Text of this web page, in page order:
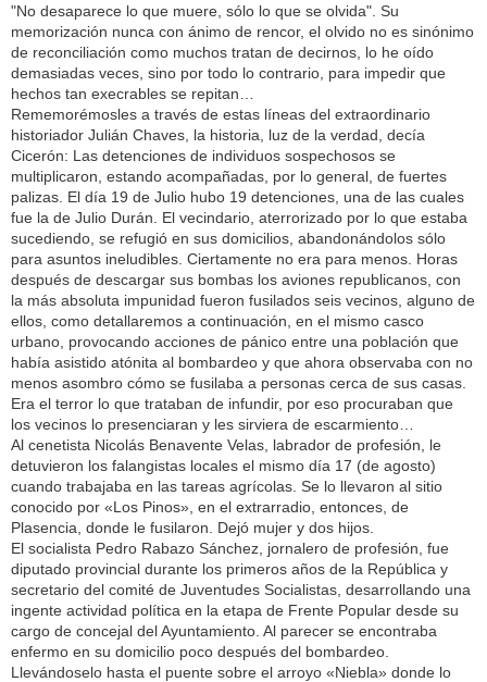
"No desaparece lo que muere, sólo lo que se olvida". Su
memorización nunca con ánimo de rencor, el olvido no es sinónimo
de reconciliación como muchos tratan de decirnos, lo he oído
demasiadas veces, sino por todo lo contrario, para impedir que
hechos tan execrables se repitan…
Rememorémosles a través de estas líneas del extraordinario
historiador Julián Chaves, la historia, luz de la verdad, decía
Cicerón: Las detenciones de individuos sospechosos se
multiplicaron, estando acompañadas, por lo general, de fuertes
palizas. El día 19 de Julio hubo 19 detenciones, una de las cuales
fue la de Julio Durán. El vecindario, aterrorizado por lo que estaba
sucediendo, se refugió en sus domicilios, abandonándolos sólo
para asuntos ineludibles. Ciertamente no era para menos. Horas
después de descargar sus bombas los aviones republicanos, con
la más absoluta impunidad fueron fusilados seis vecinos, alguno de
ellos, como detallaremos a continuación, en el mismo casco
urbano, provocando acciones de pánico entre una población que
había asistido atónita al bombardeo y que ahora observaba con no
menos asombro cómo se fusilaba a personas cerca de sus casas.
Era el terror lo que trataban de infundir, por eso procuraban que
los vecinos lo presenciaran y les sirviera de escarmiento…
Al cenetista Nicolás Benavente Velas, labrador de profesión, le
detuvieron los falangistas locales el mismo día 17 (de agosto)
cuando trabajaba en las tareas agrícolas. Se lo llevaron al sitio
conocido por «Los Pinos», en el extrarradio, entonces, de
Plasencia, donde le fusilaron. Dejó mujer y dos hijos.
El socialista Pedro Rabazo Sánchez, jornalero de profesión, fue
diputado provincial durante los primeros años de la República y
secretario del comité de Juventudes Socialistas, desarrollando una
ingente actividad política en la etapa de Frente Popular desde su
cargo de concejal del Ayuntamiento. Al parecer se encontraba
enfermo en su domicilio poco después del bombardeo.
Llevándoselo hasta el puente sobre el arroyo «Niebla» donde lo